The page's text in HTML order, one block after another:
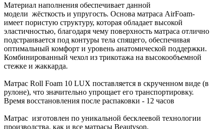
Материал наполнения обеспечивает данной
модели жёсткость и упругость. Основа матраса AirFoam-
имеет пористую структуру, которая обладает высокой
эластичностью, благодаря чему поверхность матраса отлично
подстраивается под контуры тела спящего, обеспечивая
оптимальный комфорт и уровень анатомической поддержки.
Комбинированный чехол из трикотажа на высокообъемной
стежке и жаккарда.
Матрас Roll Foam 10 LUX поставляется в скрученном виде (в
рулоне), что значительно упрощает его транспортировку.
Время восстановления после распаковки - 12 часов
Матрас изготовлен по уникальной бесклеевой технологии
производства, как и все матрасы Beautyson.